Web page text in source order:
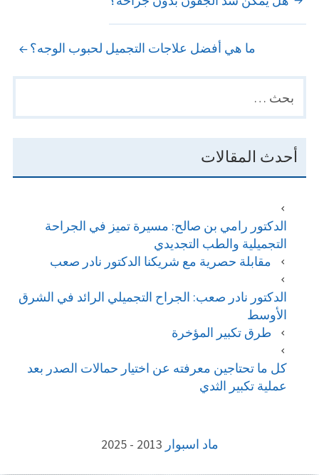
NAVIGATION
ما هي أفضل علاجات التجميل لحبوب الوجه؟
SIDEBAR
البحث
عن:
أحدث المقالات
الدكتور رامي بن صالح: مسيرة تميز في الجراحة
التجميلية والطب التجديدي
مقابلة حصرية مع شريكنا الدكتور نادر صعب
الدكتور نادر صعب: الجراح التجميلي الرائد في الشرق
الأوسط
طرق تكبیر المؤخرة
كل ما تحتاجين معرفته عن اختيار حمالات الصدر بعد
عملية تكبير الثدي
CONTENT
ماد اسبوار 2013 - 2025